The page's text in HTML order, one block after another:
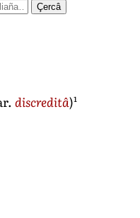
Çercâ
discreditâ)1